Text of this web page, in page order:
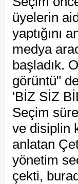
üyelerin
yaptığını
medya
başladık.
görüntü"
'BİZ SİZ
Seçim
ve disiplin
anlatan
yönetim
çekti,